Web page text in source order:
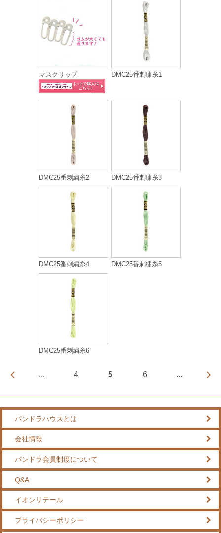
マスクリップ DMC25番刺繍糸1
DMC25番刺繍糸2 DMC25番刺繍糸3
DMC25番刺繍糸4 DMC25番刺繍糸5
DMC25番刺繍糸6
... 4 5 6 ...
パンドラハウスとは
会社情報
パンドラ会員制度について
Q&A
イオンリテール
プライバシーポリシー